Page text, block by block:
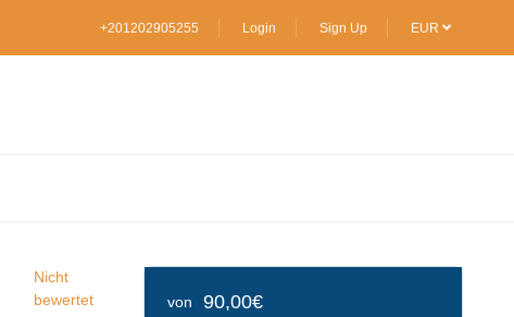
+201202905255 Login Sign Up EUR
Nicht
bewertet
von 90,00€